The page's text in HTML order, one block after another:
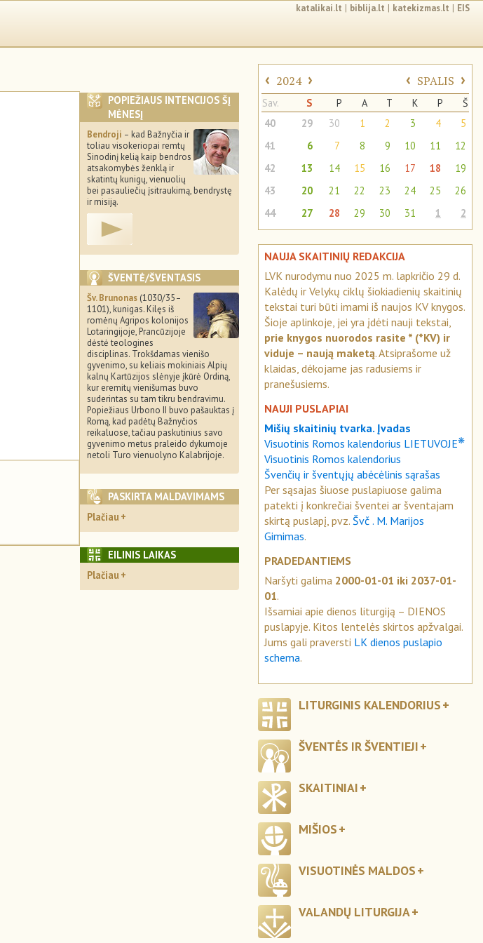
katalikai.lt | biblija.lt | katekizmas.lt | EIS
POPIEŽIAUS INTENCIJOS ŠĮ
MĖNESĮ
Bendroji – kad Bažnyčia ir
toliau visokeriopai remtų
Sinodinį kelią kaip bendros
atsakomybės ženklą ir
skatintų kunigų, vienuolių
bei pasauliečių įsitraukimą, bendrystę
ir misiją.
ŠVENTĖ/ŠVENTASIS
Šv. Brunonas (1030/35–
1101), kunigas. Kilęs iš
romėnų Agripos kolonijos
Lotaringijoje, Prancūzijoje
dėstė teologines
disciplinas. Trokšdamas vienišo
gyvenimo, su keliais mokiniais Alpių
kalnų Kartūzijos slėnyje įkūrė Ordiną,
kur eremitų vienišumas buvo
suderintas su tam tikru bendravimu.
Popiežiaus Urbono II buvo pašauktas į
Romą, kad padėtų Bažnyčios
reikaluose, tačiau paskutinius savo
gyvenimo metus praleido dykumoje
netoli Turo vienuolyno Kalabrijoje.
PASKIRTA MALDAVIMAMS
Plačiau
EILINIS LAIKAS
Plačiau
‹ 2024 › ‹ SPALIS ›
Sav. S P A T K P
Š
40
29 30 1 2 3 4
5
41
6 7 8 9 10 11
12
42
13 14 15 16 17 18
19
43
20 21 22 23 24 25
26
44
27 28 29 30 31 1 2
NAUJA SKAITINIŲ REDAKCIJA
LVK nurodymu nuo 2025 m. lapkričio 29 d.
Kalėdų ir Velykų ciklų šiokiadienių skaitinių
tekstai turi būti imami iš naujos KV knygos.
Šioje aplinkoje, jei yra įdėti nauji tekstai,
prie knygos nuorodos rasite * (*KV) ir
viduje – naują maketą. Atsiprašome už
klaidas, dėkojame jas radusiems ir
pranešusiems.
NAUJI PUSLAPIAI
Mišių skaitinių tvarka. Įvadas
Visuotinis Romos kalendorius LIETUVOJE❋
Visuotinis Romos kalendorius
Švenčių ir šventųjų abėcėlinis sąrašas
Per sąsajas šiuose puslapiuose galima
patekti į konkrečiai šventei ar šventajam
skirtą puslapį, pvz. Švč . M. Marijos
Gimimas.
PRADEDANTIEMS
Naršyti galima 2000-01-01 iki 2037-01-
01.
Išsamiai apie dienos liturgiją – DIENOS
puslapyje. Kitos lentelės skirtos apžvalgai.
Jums gali praversti LK dienos puslapio
schema.
LITURGINIS KALENDORIUS
ŠVENTĖS IR ŠVENTIEJI
SKAITINIAI
MIŠIOS
VISUOTINĖS MALDOS
VALANDŲ LITURGIJA